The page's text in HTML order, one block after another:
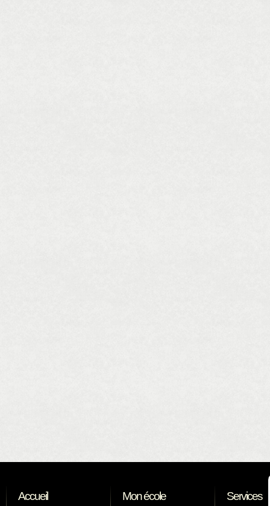
Accueil Mon école Services